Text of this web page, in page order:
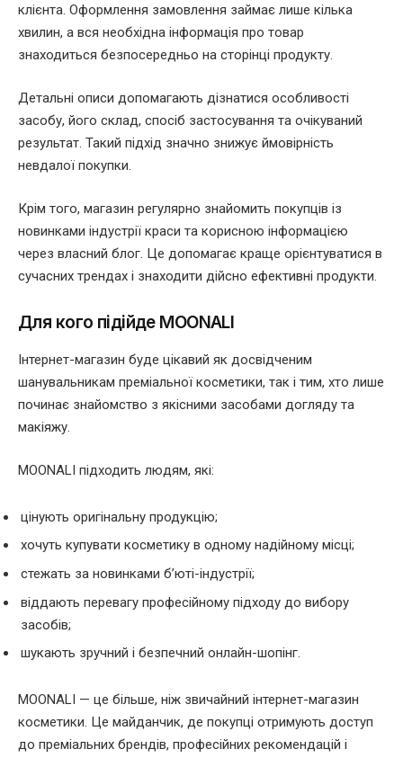
клієнта. Оформлення замовлення займає лише кілька
хвилин, а вся необхідна інформація про товар
знаходиться безпосередньо на сторінці продукту.
Детальні описи допомагають дізнатися особливості
засобу, його склад, спосіб застосування та очікуваний
результат. Такий підхід значно знижує ймовірність
невдалої покупки.
Крім того, магазин регулярно знайомить покупців із
новинками індустрії краси та корисною інформацією
через власний блог. Це допомагає краще орієнтуватися в
сучасних трендах і знаходити дійсно ефективні продукти.
Для кого підійде MOONALI
Інтернет-магазин буде цікавий як досвідченим
шанувальникам преміальної косметики, так і тим, хто лише
починає знайомство з якісними засобами догляду та
макіяжу.
MOONALI підходить людям, які:
цінують оригінальну продукцію;
хочуть купувати косметику в одному надійному місці;
стежать за новинками б’юті-індустрії;
віддають перевагу професійному підходу до вибору
засобів;
шукають зручний і безпечний онлайн-шопінг.
MOONALI — це більше, ніж звичайний інтернет-магазин
косметики. Це майданчик, де покупці отримують доступ
до преміальних брендів, професійних рекомендацій і